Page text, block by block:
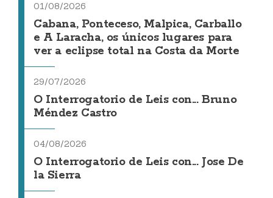
01/08/2026
Cabana, Ponteceso, Malpica, Carballo
e A Laracha, os únicos lugares para
ver a eclipse total na Costa da Morte
29/07/2026
O Interrogatorio de Leis con... Bruno
Méndez Castro
04/08/2026
O Interrogatorio de Leis con... Jose De
la Sierra